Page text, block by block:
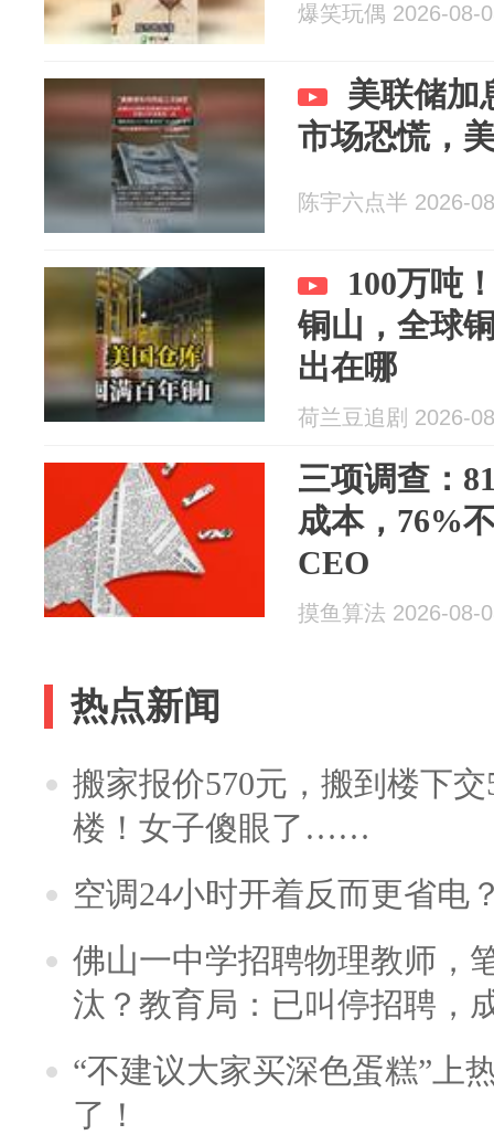
爆笑玩偶 2026-08-
美联储加
市场恐慌，
陈宇六点半 2026-
100万吨
铜山，全球
出在哪
荷兰豆追剧 2026-
三项调查：
成本，76%
CEO
摸鱼算法 2026-08-
热点新闻
搬家报价570元，搬到楼下
楼！女子傻眼了……
空调24小时开着反而更省电
佛山一中学招聘物理教师，
汰？教育局：已叫停招聘，
“不建议大家买深色蛋糕”上
了！